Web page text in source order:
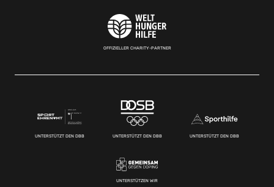
OFFIZIELLER CHARITY-PARTNER
UNTERSTÜTZT DEN DBB UNTERSTÜTZT DEN DBB UNTERSTÜTZT DEN DBB
UNTERSTÜTZEN WIR